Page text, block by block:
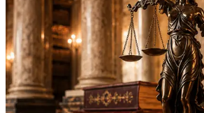
Magistratura Federal e Estadual
2ª Fase TRF2 (espelho)
Oral TRF6